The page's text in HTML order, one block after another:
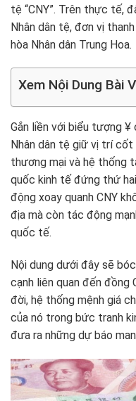
tệ “CNY”. Trên thực tế,
Nhân dân tệ, đơn vị
hòa Nhân dân Trung Hoa.
Xem Nội Dung Bài
Gắn liền với biểu tượng ¥
Nhân dân tệ giữ vị trí
thương mại và hệ thống
quốc kinh tế đứng thứ
động xoay quanh CNY
địa mà còn tác động
quốc tế.
Nội dung dưới đây sẽ
cạnh liên quan đến đồng
đời, hệ thống mệnh giá
của nó trong bức tranh
đưa ra những dự báo